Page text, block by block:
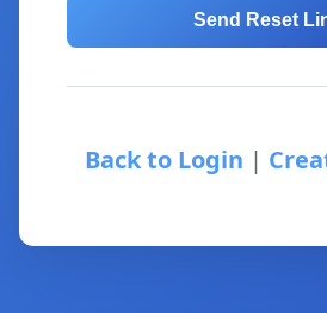
Send Reset
Back to Login |